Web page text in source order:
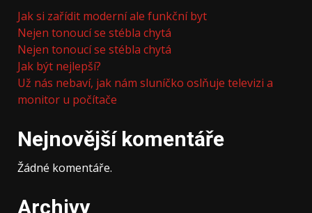
Jak si zařídit moderní ale funkční byt
Nejen tonoucí se stébla chytá
Nejen tonoucí se stébla chytá
Jak být nejlepší?
Už nás nebaví, jak nám sluníčko oslňuje televizi a
monitor u počítače
Nejnovější komentáře
Žádné komentáře.
Archivy